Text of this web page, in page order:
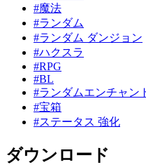
#魔法
#ランダム
#ランダム ダンジョン
#ハクスラ
#RPG
#BL
#ランダムエンチャン
#宝箱
#ステータス 強化
ダウンロード